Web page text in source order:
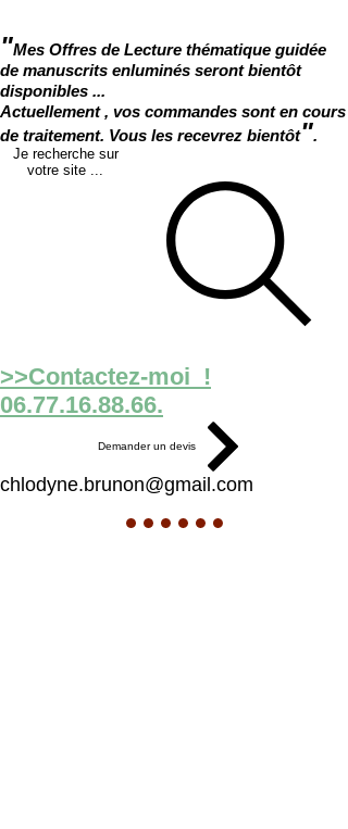
"Mes Offres de Lecture thématique guidée
de manuscrits enluminés seront bientôt
disponibles ...
Actuellement , vos commandes sont en cours
de traitement. Vous les recevrez bientôt".
Je recherche sur
votre site ...
>>Contactez-moi !
06.77.16.88.66.
Demander un devis
chlodyne.brunon@gmail.com